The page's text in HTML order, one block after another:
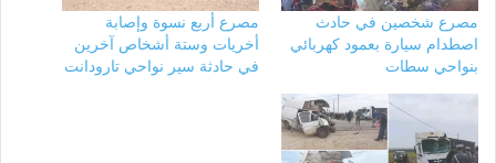
مصرع شخصين في حادث
اصطدام سيارة بعمود كهربائي
بنواحي سطات
مصرع أربع نسوة وإصابة
أخريات وستة أشخاص آخرين
في حادثة سير نواحي تارودانت